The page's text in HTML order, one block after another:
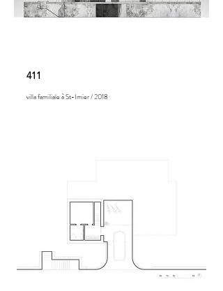
411
villa familiale à St-Imier / 2018